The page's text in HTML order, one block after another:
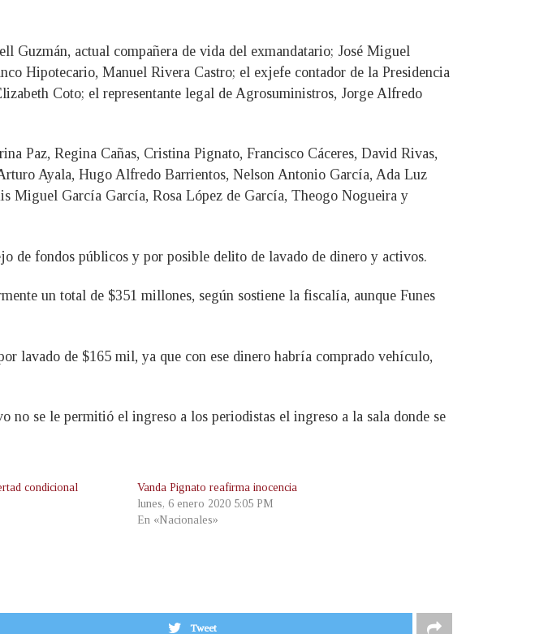
Guzmán, actual compañera de vida del exmandatario; José Miguel
Hipotecario, Manuel Rivera Castro; el exjefe contador de la Presidencia
Coto; el representante legal de Agrosuministros, Jorge Alfredo
Paz, Regina Cañas, Cristina Pignato, Francisco Cáceres, David Rivas,
Ayala, Hugo Alfredo Barrientos, Nelson Antonio García, Ada Luz
Miguel García García, Rosa López de García, Theogo Nogueira y
de fondos públicos y por posible delito de lavado de dinero y activos.
un total de $351 millones, según sostiene la fiscalía, aunque Funes
lavado de $165 mil, ya que con ese dinero habría comprado vehículo,
se le permitió el ingreso a los periodistas el ingreso a la sala donde se
condicional
Vanda Pignato reafirma inocencia
lunes, 6 enero 2020 5:05 PM
En «Nacionales»
Tweet